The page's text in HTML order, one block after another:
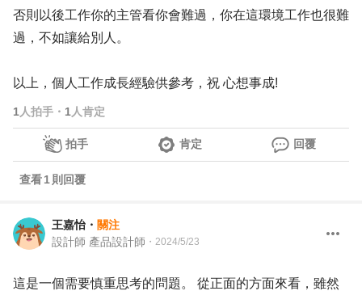
否則以後工作你的主管看你會難過，你在這環境工作也很難
過，不如讓給別人。
以上，個人工作成長經驗供參考，祝 心想事成!
1 人拍手 ・ 1 人肯定
拍手 肯定 回覆
查看1 則回覆
王嘉怡 ・ 關注
設計師 產品設計師 ・ 2024/5/23
這是一個需要慎重思考的問題。 從正面的方面來看，雖然